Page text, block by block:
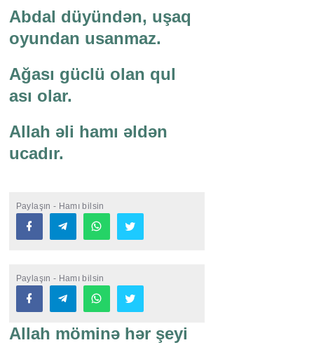
Abdal düyündən, uşaq
oyundan usanmaz.
Ağası güclü olan qul
ası olar.
Allah əli hamı əldən
ucadır.
Paylaşın - Hamı bilsin
Paylaşın - Hamı bilsin
Allah möminə hər şeyi